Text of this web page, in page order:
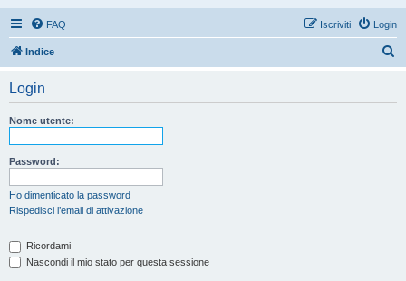
FAQ Login
Iscriviti
Indice
Login
Nome utente:
Password:
Ho dimenticato la password
Rispedisci l’email di attivazione
Ricordami
Nascondi il mio stato per questa sessione